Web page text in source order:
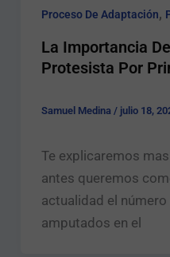
Proceso De Adaptación,
La Importancia
Protesista Por
Samuel Medina / julio 18,
Te explicaremos
antes queremos
actualidad el
amputados en el